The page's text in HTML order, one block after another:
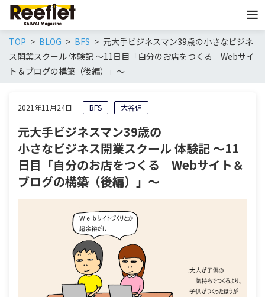
TOP BLOG BFS
元大手ビジネスマン39歳の小さなビジネ
ス開業スクール 体験記 ～11日目「自分のお店をつくる Webサイ
ト＆ブログの構築（後編）」～
2021年11月24日 BFS 大谷信
元大手ビジネスマン39歳の
小さなビジネス開業スクール 体験記 ～11
日目「自分のお店をつくる Webサイト＆
ブログの構築（後編）」～